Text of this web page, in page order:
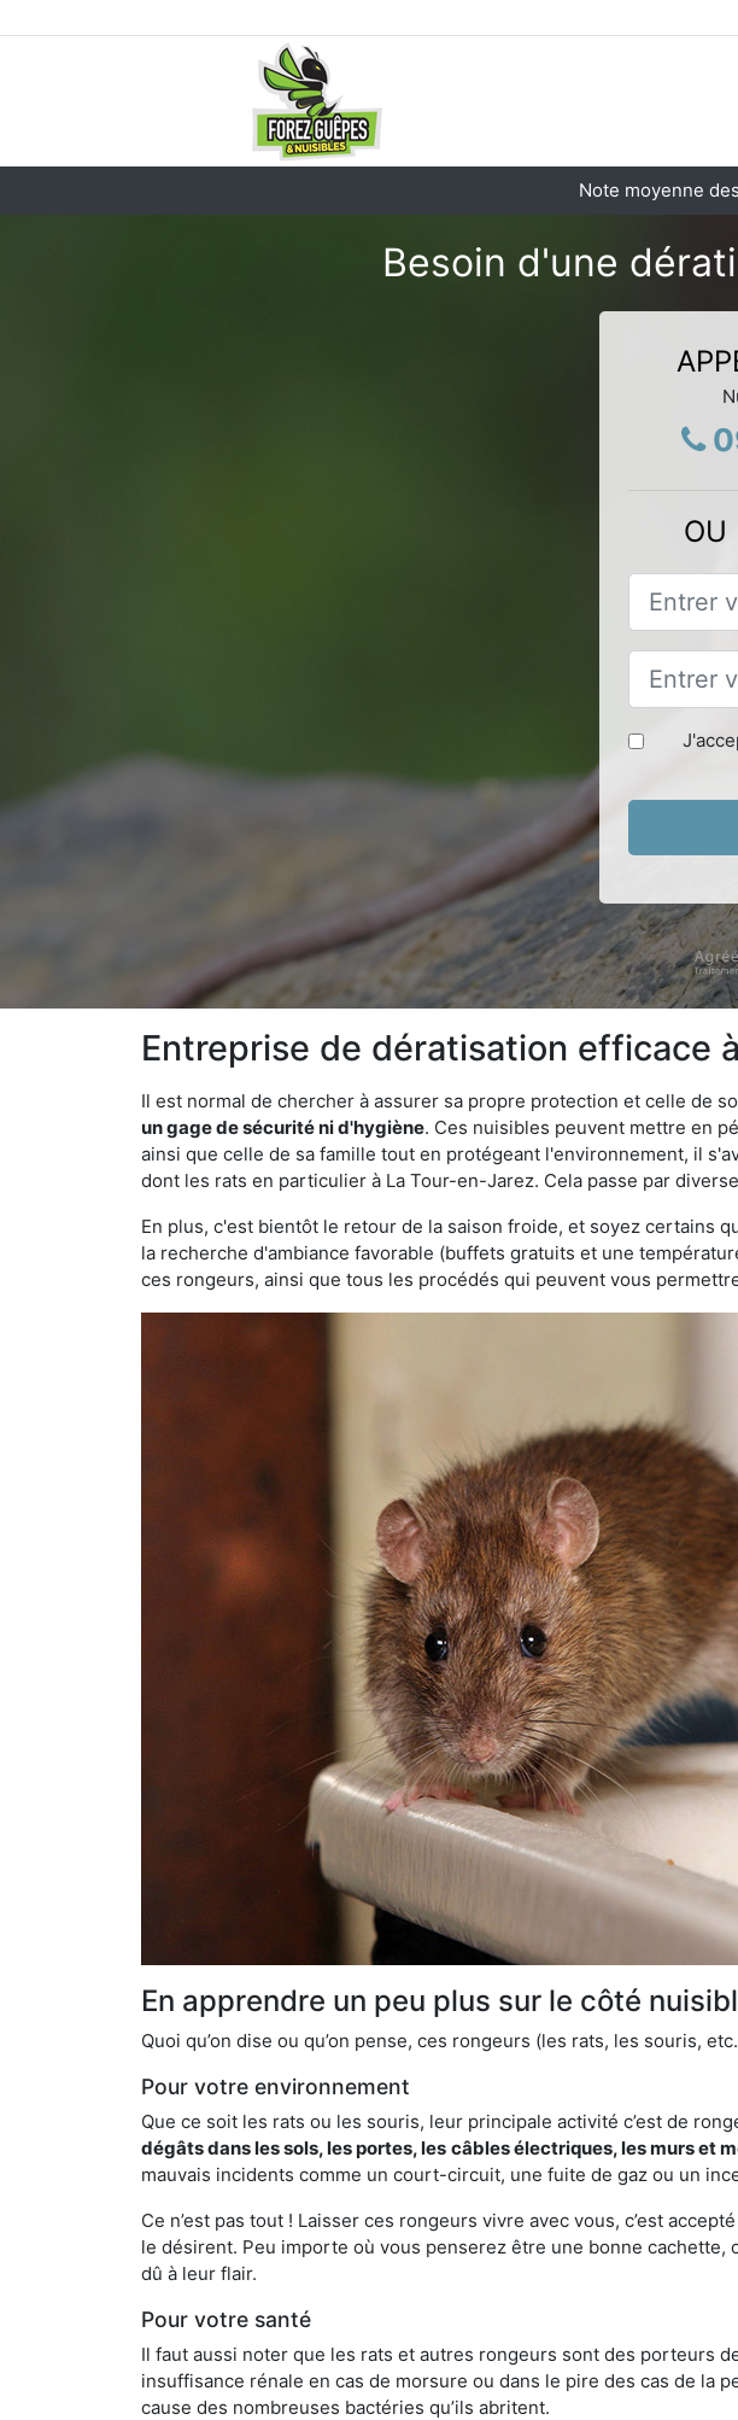
Note moyenne
Besoin d'une
OU
Entreprise de dératisation efficace
Il est normal de chercher à assurer sa propre protection et celle de
un gage de sécurité ni d'hygiène. Ces nuisibles peuvent mettre en
ainsi que celle de sa famille tout en protégeant l'environnement, il
dont les rats en particulier à La Tour-en-Jarez. Cela passe par
En plus, c'est bientôt le retour de la saison froide, et soyez certains
la recherche d'ambiance favorable (buffets gratuits et une
ces rongeurs, ainsi que tous les procédés qui peuvent vous
En apprendre un peu plus sur le côté
Quoi qu’on dise ou qu’on pense, ces rongeurs (les rats, les souris,
Pour votre environnement
Que ce soit les rats ou les souris, leur principale activité c’est de
dégâts dans les sols, les portes, les câbles électriques, les murs et
mauvais incidents comme un court-circuit, une fuite de gaz ou un
Ce n’est pas tout ! Laisser ces rongeurs vivre avec vous, c’est
le désirent. Peu importe où vous penserez être une bonne
dû à leur flair.
Pour votre santé
Il faut aussi noter que les rats et autres rongeurs sont des porteurs
insuffisance rénale en cas de morsure ou dans le pire des cas de la
cause des nombreuses bactéries qu’ils abritent.